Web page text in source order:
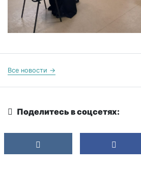
Все новости →
Поделитесь в соцсетях: